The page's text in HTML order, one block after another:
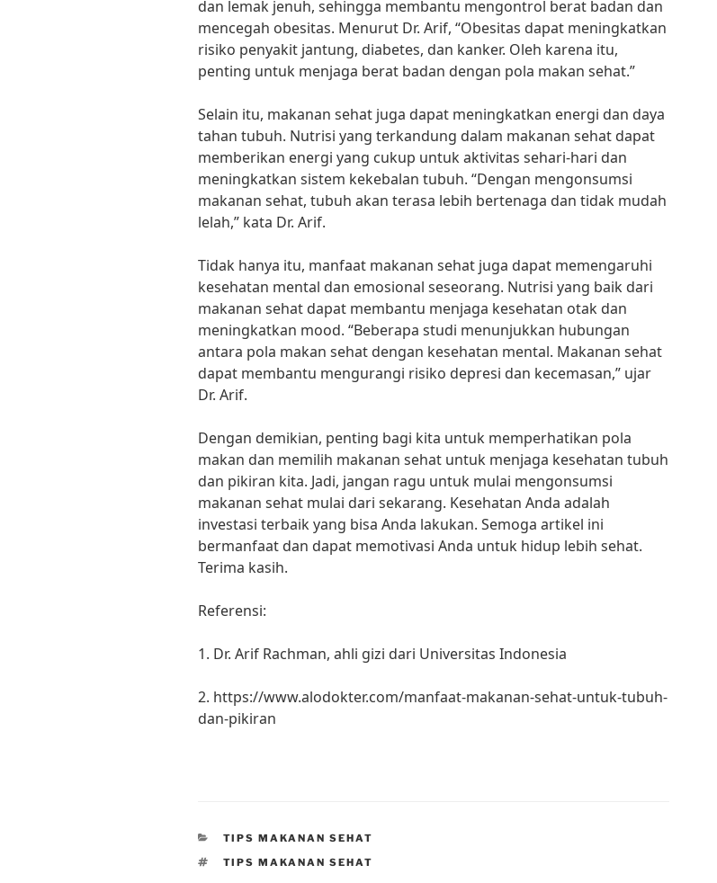
dan lemak jenuh, sehingga membantu mengontrol berat badan dan
mencegah obesitas. Menurut Dr. Arif, “Obesitas dapat meningkatkan
risiko penyakit jantung, diabetes, dan kanker. Oleh karena itu,
penting untuk menjaga berat badan dengan pola makan sehat.”
Selain itu, makanan sehat juga dapat meningkatkan energi dan daya
tahan tubuh. Nutrisi yang terkandung dalam makanan sehat dapat
memberikan energi yang cukup untuk aktivitas sehari-hari dan
meningkatkan sistem kekebalan tubuh. “Dengan mengonsumsi
makanan sehat, tubuh akan terasa lebih bertenaga dan tidak mudah
lelah,” kata Dr. Arif.
Tidak hanya itu, manfaat makanan sehat juga dapat memengaruhi
kesehatan mental dan emosional seseorang. Nutrisi yang baik dari
makanan sehat dapat membantu menjaga kesehatan otak dan
meningkatkan mood. “Beberapa studi menunjukkan hubungan
antara pola makan sehat dengan kesehatan mental. Makanan sehat
dapat membantu mengurangi risiko depresi dan kecemasan,” ujar
Dr. Arif.
Dengan demikian, penting bagi kita untuk memperhatikan pola
makan dan memilih makanan sehat untuk menjaga kesehatan tubuh
dan pikiran kita. Jadi, jangan ragu untuk mulai mengonsumsi
makanan sehat mulai dari sekarang. Kesehatan Anda adalah
investasi terbaik yang bisa Anda lakukan. Semoga artikel ini
bermanfaat dan dapat memotivasi Anda untuk hidup lebih sehat.
Terima kasih.
Referensi:
1. Dr. Arif Rachman, ahli gizi dari Universitas Indonesia
2. https://www.alodokter.com/manfaat-makanan-sehat-untuk-tubuh-
dan-pikiran
CATEGORIES
TIPS MAKANAN SEHAT
TAGS
TIPS MAKANAN SEHAT